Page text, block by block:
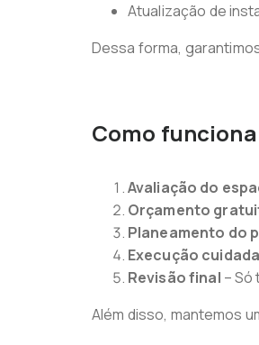
Atualização de
Dessa forma,
Como
Avaliação do
Orçamento
Planeamento do
Execução cuidada
Revisão final –
Além disso, mantemos